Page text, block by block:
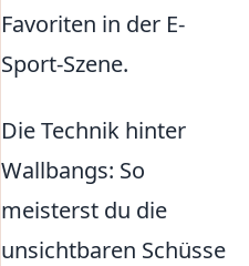
Favoriten in der E-
Sport-Szene.
Die Technik hinter
Wallbangs: So
meisterst du die
unsichtbaren Schüsse